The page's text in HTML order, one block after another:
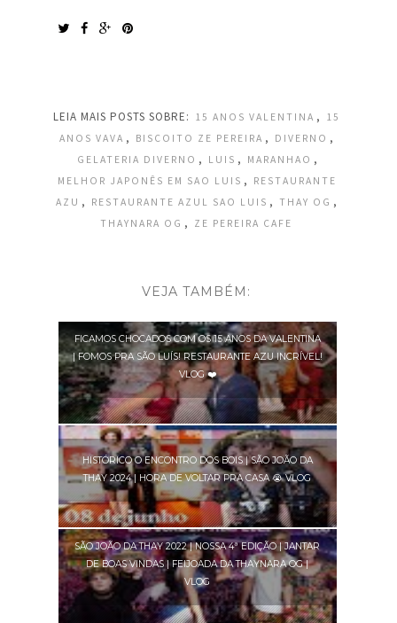
LEIA MAIS POSTS SOBRE: 15 ANOS VALENTINA ,
15
ANOS VAVA , BISCOITO ZE PEREIRA , DIVERNO ,
GELATERIA DIVERNO , LUIS , MARANHAO ,
MELHOR JAPONÊS EM SAO LUIS ,
RESTAURANTE
AZU , RESTAURANTE AZUL SAO LUIS , THAY OG ,
THAYNARA OG , ZE PEREIRA CAFE
VEJA TAMBÉM:
FICAMOS CHOCADOS COM OS 15 ANOS DA VALENTINA
| FOMOS PRA SÃO LUÍS! RESTAURANTE AZU INCRÍVEL!
VLOG ❤️
HISTÓRICO O ENCONTRO DOS BOIS | SÃO JOÃO DA
THAY 2024 | HORA DE VOLTAR PRA CASA 😭 VLOG
SÃO JOÃO DA THAY 2022 | NOSSA 4ª EDIÇÃO | JANTAR
DE BOAS VINDAS | FEIJOADA DA THAYNARA OG |
VLOG